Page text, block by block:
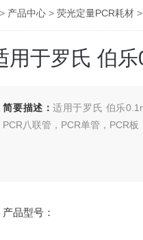
> 产品中心> 荧光定量PCR耗材>
用于罗氏 伯
简要描述：适用于罗氏 伯乐
PCR八联管，PCR单管，PCR
产品型号：